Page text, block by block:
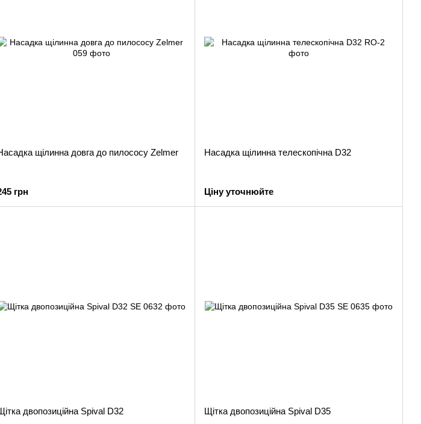
щілинна довга до пилососу Zelmer
грн
Насадка щілинна телескопічна D32
Ціну уточнюйте
двопозиційна Spival D32 Щітка двопозиційна Spival D35